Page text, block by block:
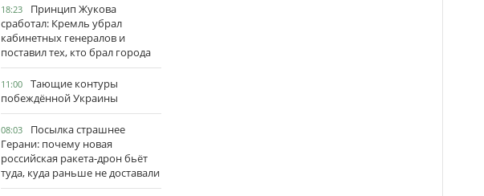
18:23
Принцип Жукова
сработал: Кремль убрал
кабинетных генералов и
поставил тех, кто брал города
11:00
Тающие контуры
побеждённой Украины
08:03
Посылка страшнее
Герани: почему новая
российская ракета-дрон бьёт
туда, куда раньше не доставали